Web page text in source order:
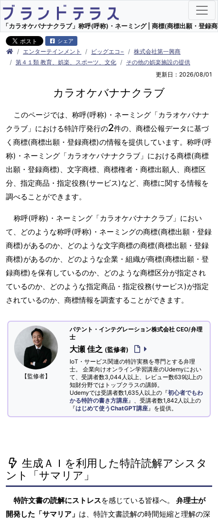
「カラオケバナナクラブ」称呼(呼称)・ネーミング | 商標(商標出願・登録
シェア
エンターテインメント ビッグエコ−
株式会社第一興商
第４１類 教育、娯楽、スポーツ、文化
その他の娯楽施設の提供
更新日：2026/08/01
カラオケバナナクラブ
このページでは、称呼(呼称)・ネーミング「カラオケバナナ
クラブ」における特許庁発行の2件の、商標公報データに基づ
く商標(商標出願・登録商標)の情報を提供しています。称呼(呼
称)・ネーミング「カラオケバナナクラブ」における商標(商標
出願・登録商標)、文字商標、商標権者・商標出願人、商標区
分、指定商品・指定役務(サービス)など、商標に関する情報を
調べることができます。
称呼(呼称)・ネーミング「カラオケバナナクラブ」におい
て、どのような称呼(呼称)・ネーミングの商標(商標出願・登録
商標)があるのか、どのような文字商標の商標(商標出願・登録
商標)があるのか、どのような企業・組織が商標(商標出願・登
録商標)を保有しているのか、どのような商標区分が指定され
ているのか、どのような指定商品・指定役務(サービス)が指定
されているのか、商標情報を調査することができます。
【監修者】
パテント・インテグレーション株式会社 CEO/弁理
士
大瀬 佳之 (監修者)
IoT・サービス関連の特許実務を専門とする弁理
士。 企業向けオンライン学習講座のUdemyにおい
て、受講者数3,044人以上、レビュー数639以上の
知財分野ではトップクラスの講師。
Udemyでは受講者数1,635人以上の『初心者でもわ
かる特許の書き方講座 』、受講者数1,842人以上の
『はじめて使うChatGPT講座 』を提供。
生成ＡＩを利用した特許読解アシスタ
ント「サマリア」
特許文書の読解にストレスを感じている皆様へ。 弁理士が
開発した「サマリア」 は、特許文書読解の時間短縮と理解の深